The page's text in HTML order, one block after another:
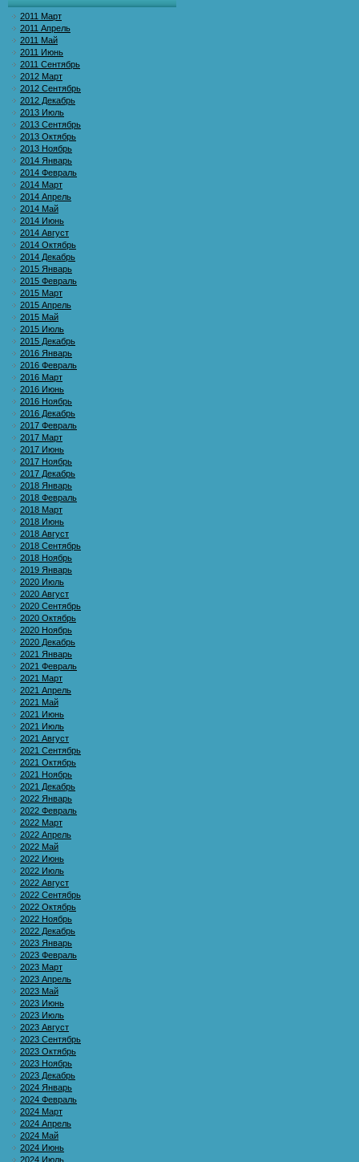
2011 Март
2011 Апрель
2011 Май
2011 Июнь
2011 Сентябрь
2012 Март
2012 Сентябрь
2012 Декабрь
2013 Июль
2013 Сентябрь
2013 Октябрь
2013 Ноябрь
2014 Январь
2014 Февраль
2014 Март
2014 Апрель
2014 Май
2014 Июнь
2014 Август
2014 Октябрь
2014 Декабрь
2015 Январь
2015 Февраль
2015 Март
2015 Апрель
2015 Май
2015 Июль
2015 Декабрь
2016 Январь
2016 Февраль
2016 Март
2016 Июнь
2016 Ноябрь
2016 Декабрь
2017 Февраль
2017 Март
2017 Июнь
2017 Ноябрь
2017 Декабрь
2018 Январь
2018 Февраль
2018 Март
2018 Июнь
2018 Август
2018 Сентябрь
2018 Ноябрь
2019 Январь
2020 Июль
2020 Август
2020 Сентябрь
2020 Октябрь
2020 Ноябрь
2020 Декабрь
2021 Январь
2021 Февраль
2021 Март
2021 Апрель
2021 Май
2021 Июнь
2021 Июль
2021 Август
2021 Сентябрь
2021 Октябрь
2021 Ноябрь
2021 Декабрь
2022 Январь
2022 Февраль
2022 Март
2022 Апрель
2022 Май
2022 Июнь
2022 Июль
2022 Август
2022 Сентябрь
2022 Октябрь
2022 Ноябрь
2022 Декабрь
2023 Январь
2023 Февраль
2023 Март
2023 Апрель
2023 Май
2023 Июнь
2023 Июль
2023 Август
2023 Сентябрь
2023 Октябрь
2023 Ноябрь
2023 Декабрь
2024 Январь
2024 Февраль
2024 Март
2024 Апрель
2024 Май
2024 Июнь
2024 Июль